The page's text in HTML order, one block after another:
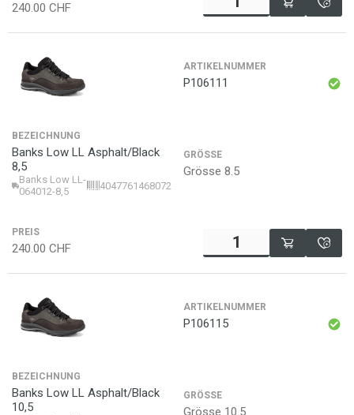
240.00 CHF
ARTIKELNUMMER
P106111
BEZEICHNUNG
Banks Low LL Asphalt/Black
8,5
Banks Low LL-
064012-8,5
4047761468072
GRÖSSE
Grösse 8.5
PREIS
240.00 CHF
ARTIKELNUMMER
P106115
BEZEICHNUNG
Banks Low LL Asphalt/Black
10,5
GRÖSSE
Grösse 10.5